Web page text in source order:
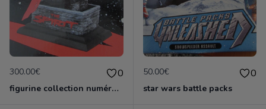
300.00€ 0
figurine collection numérotée the spirit
50.00€ 0
star wars battle packs